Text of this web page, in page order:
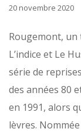
20 novembre 2020
Rougemont,
L’indice et Le
série de
des années 80
en 1991, alors
lèvres.